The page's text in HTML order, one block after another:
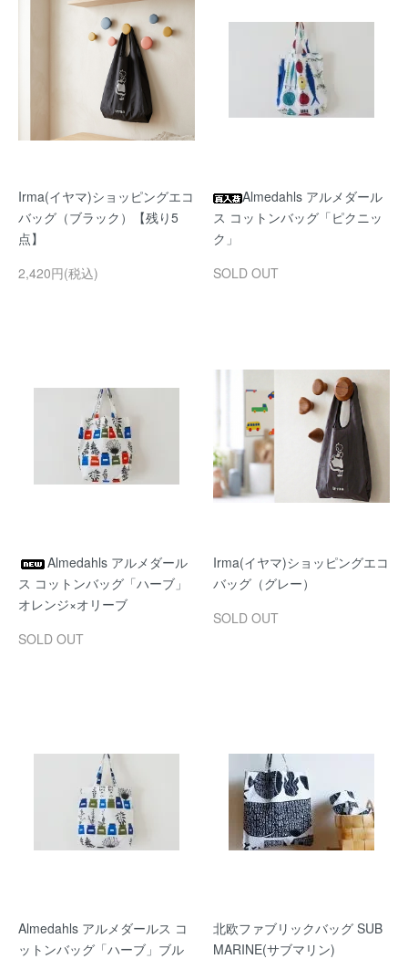
Irma(イヤマ)ショッピングエコ
バッグ（ブラック）【残り5
点】
2,420円(税込)
Almedahls アルメダール
ス コットンバッグ「ピクニッ
ク」
SOLD OUT
Almedahls アルメダール
ス コットンバッグ「ハーブ」
オレンジ×オリーブ
SOLD OUT
Irma(イヤマ)ショッピングエコ
バッグ（グレー）
SOLD OUT
Almedahls アルメダールス コ
ットンバッグ「ハーブ」ブル
北欧ファブリックバッグ SUB
MARINE(サブマリン)